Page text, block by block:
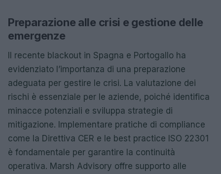
Preparazione alle crisi e gestione delle
emergenze
Il recente blackout in Spagna e Portogallo ha
evidenziato l’importanza di una preparazione
adeguata per gestire le crisi. La valutazione dei
rischi è essenziale per le aziende, poiché identifica
minacce potenziali e sviluppa strategie di
mitigazione. Implementare pratiche di compliance
come la Direttiva CER e le best practice ISO 22301
è fondamentale per garantire la continuità
operativa. Marsh Advisory offre supporto alle